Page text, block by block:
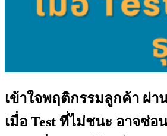
เข้าใจพฤติกรรมลูกค้า ผ่า
เมื่อ Test ที่ไม่ชนะ อาจซ่อ